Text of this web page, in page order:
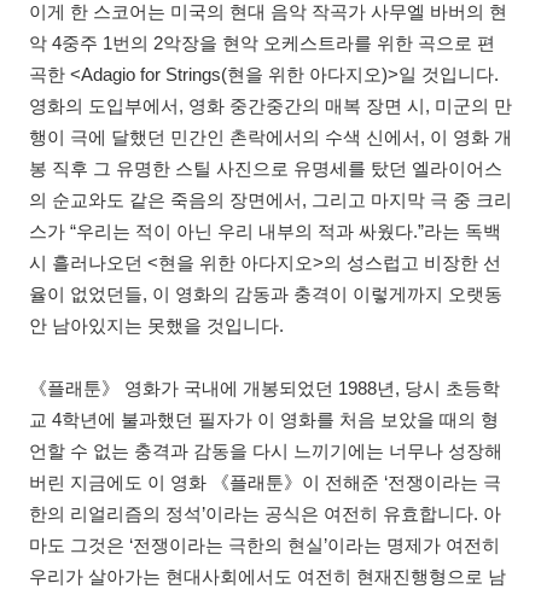
이게 한 스코어는 미국의 현대 음악 작곡가 사무엘 바버의 현
악 4중주 1번의 2악장을 현악 오케스트라를 위한 곡으로 편
곡한 <Adagio for Strings(현을 위한 아다지오)>일 것입니다.
영화의 도입부에서, 영화 중간중간의 매복 장면 시, 미군의 만
행이 극에 달했던 민간인 촌락에서의 수색 신에서, 이 영화 개
봉 직후 그 유명한 스틸 사진으로 유명세를 탔던 엘라이어스
의 순교와도 같은 죽음의 장면에서, 그리고 마지막 극 중 크리
스가 “우리는 적이 아닌 우리 내부의 적과 싸웠다.”라는 독백
시 흘러나오던 <현을 위한 아다지오>의 성스럽고 비장한 선
율이 없었던들, 이 영화의 감동과 충격이 이렇게까지 오랫동
안 남아있지는 못했을 것입니다.
《플래툰》 영화가 국내에 개봉되었던 1988년, 당시 초등학
교 4학년에 불과했던 필자가 이 영화를 처음 보았을 때의 형
언할 수 없는 충격과 감동을 다시 느끼기에는 너무나 성장해
버린 지금에도 이 영화 《플래툰》이 전해준 ‘전쟁이라는 극
한의 리얼리즘의 정석’이라는 공식은 여전히 유효합니다. 아
마도 그것은 ‘전쟁이라는 극한의 현실’이라는 명제가 여전히
우리가 살아가는 현대사회에서도 여전히 현재진행형으로 남